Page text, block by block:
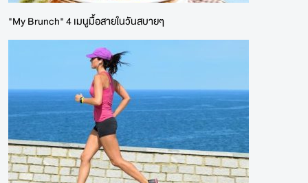
"My Brunch" 4 เมนูมื้อสายในวันสบายๆ